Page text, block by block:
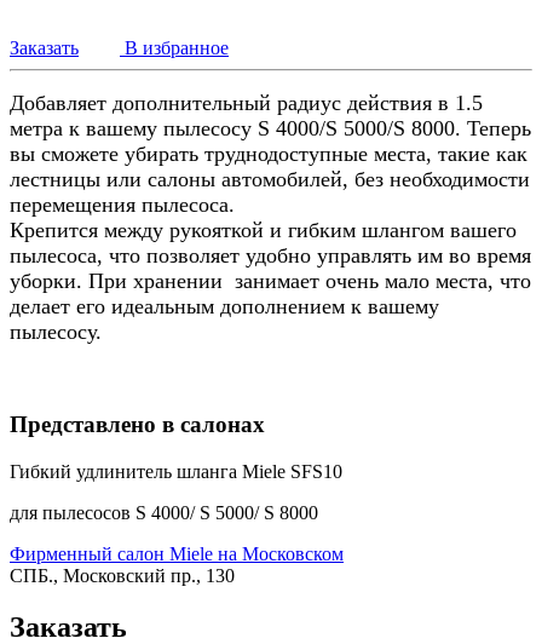
Заказать В избранное
Добавляет дополнительный радиус действия в 1.5
метра к вашему пылесосу S 4000/S 5000/S 8000. Теперь
вы сможете убирать труднодоступные места, такие как
лестницы или салоны автомобилей, без необходимости
перемещения пылесоса.
Крепится между рукояткой и гибким шлангом вашего
пылесоса, что позволяет удобно управлять им во время
уборки. При хранении занимает очень мало места, что
делает его идеальным дополнением к вашему
пылесосу.
Представлено в салонах
Гибкий удлинитель шланга Miele SFS10
для пылесосов S 4000/ S 5000/ S 8000
Фирменный салон Miele на Московском
СПБ., Московский пр., 130
Заказать